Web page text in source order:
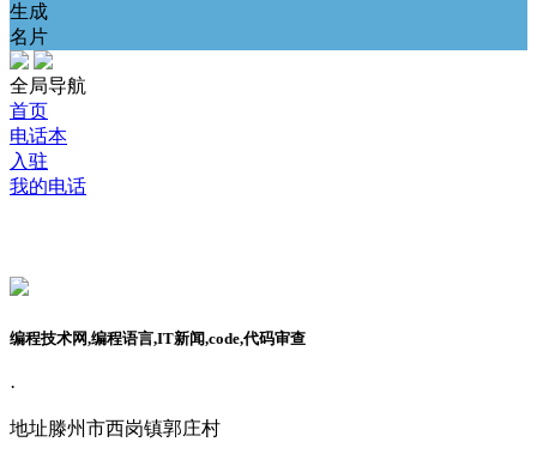
生成
名片
全局导航
首页
电话本
入驻
我的电话
编程技术网,编程语言,IT新闻,code,代码审查
·
地址滕州市西岗镇郭庄村